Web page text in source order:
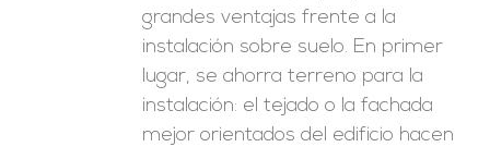
grandes ventajas frente a la
instalación sobre suelo. En primer
lugar, se ahorra terreno para la
instalación: el tejado o la fachada
mejor orientados del edificio hacen